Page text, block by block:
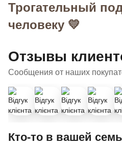
Трогательный
человеку 💛
Отзывы
Сообщения от наших
Кто‑то в вашей